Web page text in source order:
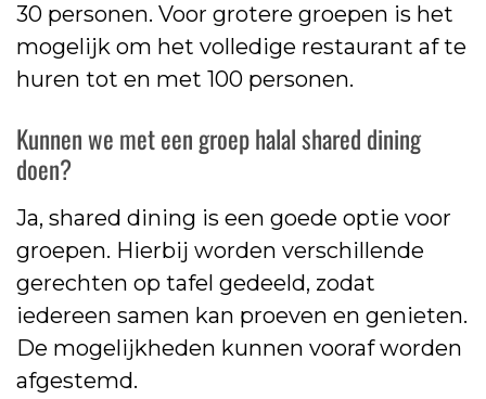
30 personen. Voor grotere groepen is het
mogelijk om het volledige restaurant af te
huren tot en met 100 personen.
Kunnen we met een groep halal shared dining
doen?
Ja, shared dining is een goede optie voor
groepen. Hierbij worden verschillende
gerechten op tafel gedeeld, zodat
iedereen samen kan proeven en genieten.
De mogelijkheden kunnen vooraf worden
afgestemd.